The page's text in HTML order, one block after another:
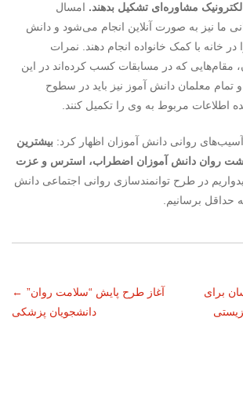
مشاوره‌ای تشکیل بدهند. امسال
ما نیز به صورت آنلاین انجام می‌شود و دانش
در خانه با کمک خانواده انجام دهند. نمرات
مقام‌هایی که در مسابقات کسب کرده‌اند در این
تمام معلمان دانش آموز نیز باید در سطوح
اطلاعات مربوط به وی را تکمیل کنند.
روانی دانش آموزان اظهار کرد: بیشترین
روان دانش آموزان اضطراب، استرس و عزت
در طرح توانمندسازی روانی اجتماعی دانش
حداقل برسانیم.
← آغاز طرح پایش “سلامت روان”
دانشجویان پزشکی
برای